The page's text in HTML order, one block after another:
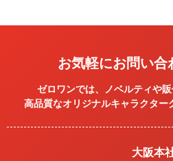
お気軽にお問い合
ゼロワンでは、ノベルティや
高品質なオリジナルキャラクター
大阪本